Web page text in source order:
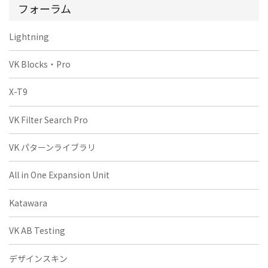
フォーラム
Lightning
VK Blocks・Pro
X-T9
VK Filter Search Pro
VK パターンライブラリ
All in One Expansion Unit
Katawara
VK AB Testing
デザインスキン